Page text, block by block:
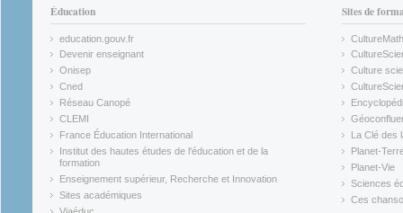
Éducation
education.gouv.fr
(link is external)
Devenir enseignant
(link is external)
Onisep
(link is external)
Cned
(link is external)
Réseau Canopé
(link is external)
CLEMI
(link is external)
France Éducation International
(link is external)
Institut des hautes études de l'éducation et de la
formation
(link is external)
Enseignement supérieur, Recherche et Innovation
(link is external)
Sites académiques
(link is external)
Sites de
CultureMath
(link is
(link is
Culture
(link is
(link is
(link is
La Clé des
(link is
Planet-
(link is
Planet-Vie
(link is
Sciences
(link is
Ces